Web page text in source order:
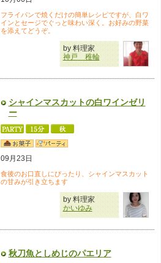
フライパンで焼くだけの簡単レシピですが、白ワ
インとセージでぐっと味わい深く。お好みの野菜
を添えてどうぞ。
by 料理家
神戸 稚輪
シャインマスカットの白ワインゼリ
ー
09月23日
食後のお口直しにぴったり、シャインマスカット
の甘みが引き立ちます
by 料理家
かいゆみ
秋刀魚としめじのパエリア